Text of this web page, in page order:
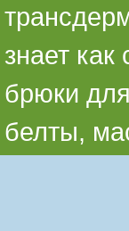
знает
брюки
белты,